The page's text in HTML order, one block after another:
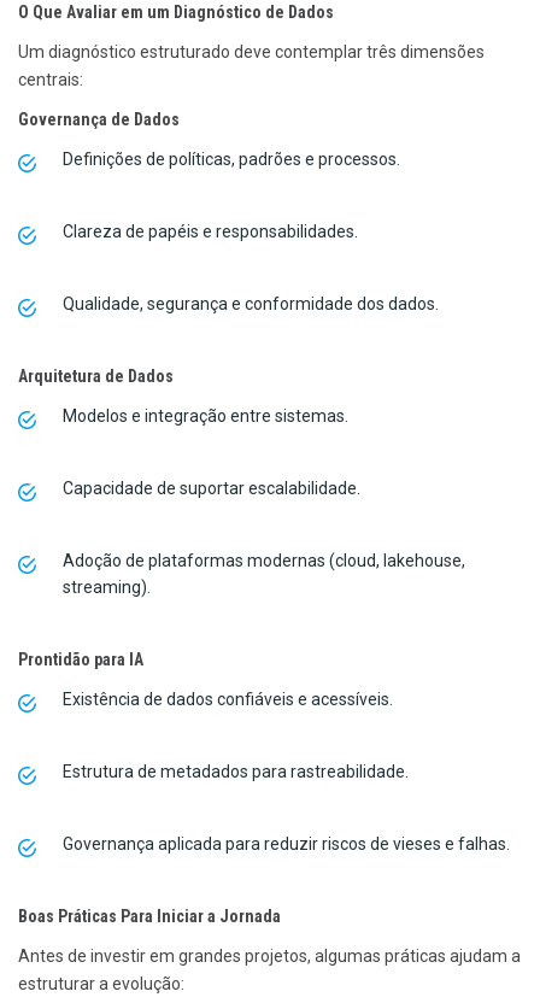
O Que Avaliar em um Diagnóstico de Dados
Um diagnóstico estruturado deve contemplar três dimensões
centrais:
Governança de Dados
Definições de políticas, padrões e processos.
Clareza de papéis e responsabilidades.
Qualidade, segurança e conformidade dos dados.
Arquitetura de Dados
Modelos e integração entre sistemas.
Capacidade de suportar escalabilidade.
Adoção de plataformas modernas (cloud, lakehouse,
streaming).
Prontidão para IA
Existência de dados confiáveis e acessíveis.
Estrutura de metadados para rastreabilidade.
Governança aplicada para reduzir riscos de vieses e falhas.
Boas Práticas Para Iniciar a Jornada
Antes de investir em grandes projetos, algumas práticas ajudam a
estruturar a evolução: